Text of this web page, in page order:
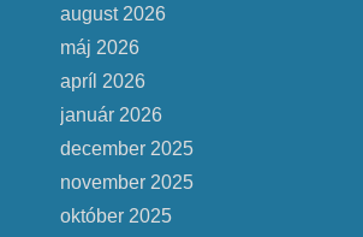
august 2026
máj 2026
apríl 2026
január 2026
december 2025
november 2025
október 2025